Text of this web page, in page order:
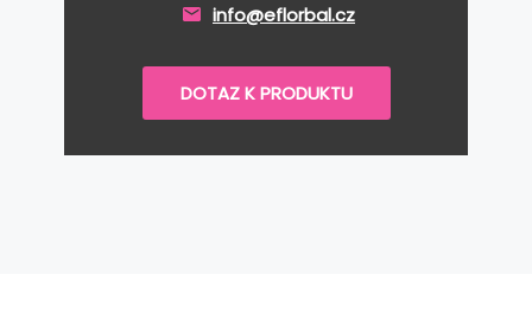
info@eflorbal.cz
DOTAZ K PRODUKTU